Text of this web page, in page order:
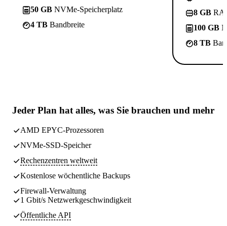
50 GB NVMe-Speicherplatz
4 TB Bandbreite
8 GB
100 GB
8 TB
Jeder Plan hat alles, was Sie brauchen und mehr
AMD EPYC-Prozessoren
NVMe-SSD-Speicher
Rechenzentren weltweit
Kostenlose wöchentliche Backups
Firewall-Verwaltung
1 Gbit/s Netzwerkgeschwindigkeit
Öffentliche API